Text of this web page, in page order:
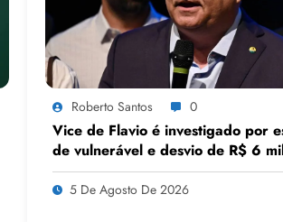
Roberto Santos 0
Vice de Flavio é investigado por
de vulnerável e desvio de R$ 6
em emendas
5 De Agosto De 2026